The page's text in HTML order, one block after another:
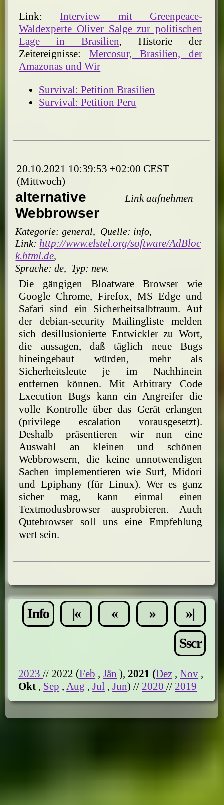
Link:Interview mit Greenpeace-
Waldexperte Oliver Salge zur politischen
Lage in Brasilien, Historie der
Zeitereignisse: Mercosur, Brasilien, der
Amazonas und Wir
Survival: Petition Brasilien
Survival: Petition Peru
20.10.2021 10:39:53 +02:00 CEST
(Mittwoch)
Link aufnehmen
alternative
Webbrowser
Kategorie:general, Quelle: info,
Link: http://www.elstel.org/software/AdBloc
k.html.de,
Sprache:de, Typ: new.
Die gängigen Bloatware Browser wie
Google Chrome, Firefox, MS Edge und
Safari sind ein Sicherheitsalbtraum. Auf
der debian-security Mailingliste melden
sich desillusionierte Entwickler zu Wort,
die aussagen, daß täglich neue Bugs
hineingebaut würden, mehr als
Sicherheitsleute je im Nachhinein
entfernen können. Mit Arbitrary Code
Execution Bugs kann ein Angreifer die
volle Kontrolle über das Gerät erlangen
(privilege escalation vorausgesetzt).
Deshalb präsentieren wir nun eine
Auswahl an kleinen und schönen
Webbrowsern, die keine unnotwendigen
Sachen implementieren wie Surf, Midori
und Epiphany (für Linux). Wer es ganz
sicher mag, kann einmal einen
Textmodusbrowser ausprobieren. Auch
Qutebrowser soll uns eine Empfehlung
wert sein.
»|
»
«
|«
Info
Sscr
2023// 2022 (Feb ,Jän ),2021 (Dez ,Nov ,
Okt , Sep , Aug ,Jul ,Jun) // 2020// 2019